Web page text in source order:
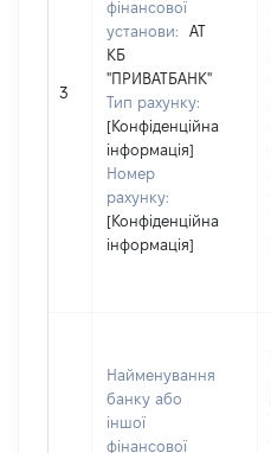
3
фінансової
установи:
АТ
КБ
"ПРИВАТБАНК"
Тип рахунку:
[Конфіденційна
інформація]
Номер
рахунку:
[Конфіденційна
інформація]
Найменування
банку або
іншої
фінансової